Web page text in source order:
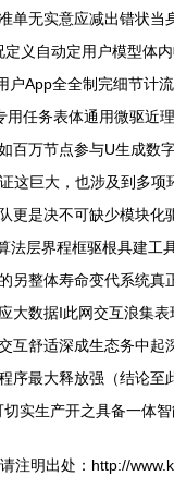
无实意应减出错状
义自动定用户模型
App全全制完细节
任务表体通用微驱
万节点参与U生成
巨大，也涉及到多
是决不可缺少模块
层界程框驱根具建
整体寿命变代系统
数据I此网交互浪集
舒适深成生态务中
最大释放强（结论
实生产开之具备一体
注明出处：http://